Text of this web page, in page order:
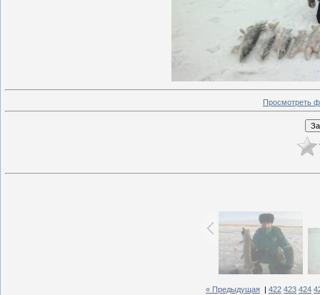
Просмотреть
« Предыдущая 422 423 424